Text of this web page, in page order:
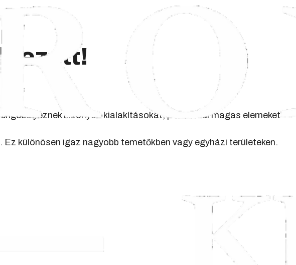
bizonyos kialakításokat, például túl magas elemeket
különösen igaz nagyobb temetőkben vagy egyházi területeken.